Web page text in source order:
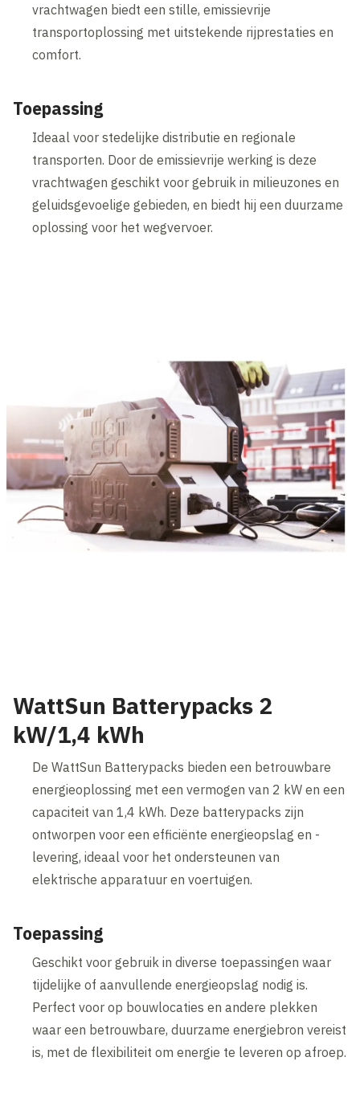
vrachtwagen biedt een stille, emissievrije
transportoplossing met uitstekende rijprestaties en
comfort.
Toepassing
Ideaal voor stedelijke distributie en regionale
transporten. Door de emissievrije werking is deze
vrachtwagen geschikt voor gebruik in milieuzones en
geluidsgevoelige gebieden, en biedt hij een duurzame
oplossing voor het wegvervoer.
WattSun Batterypacks 2
kW/1,4 kWh
De WattSun Batterypacks bieden een betrouwbare
energieoplossing met een vermogen van 2 kW en een
capaciteit van 1,4 kWh. Deze batterypacks zijn
ontworpen voor een efficiënte energieopslag en -
levering, ideaal voor het ondersteunen van
elektrische apparatuur en voertuigen.
Toepassing
Geschikt voor gebruik in diverse toepassingen waar
tijdelijke of aanvullende energieopslag nodig is.
Perfect voor op bouwlocaties en andere plekken
waar een betrouwbare, duurzame energiebron vereist
is, met de flexibiliteit om energie te leveren op afroep.